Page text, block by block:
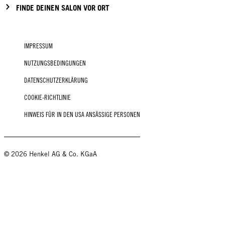
FINDE DEINEN SALON VOR ORT
IMPRESSUM
NUTZUNGSBEDINGUNGEN
DATENSCHUTZERKLÄRUNG
COOKIE-RICHTLINIE
HINWEIS FÜR IN DEN USA ANSÄSSIGE PERSONEN
© 2026 Henkel AG & Co. KGaA